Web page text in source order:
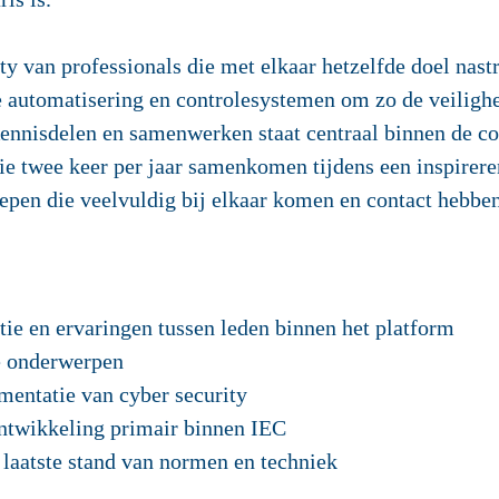
van professionals die met elkaar hetzelfde doel
en controlesystemen om zo de
en samenwerken staat centraal binnen de
twee keer per jaar samenkomen tijdens een
die veelvuldig bij elkaar komen en contact
en ervaringen tussen leden binnen het platform
van cyber security
primair binnen IEC
stand van normen en techniek